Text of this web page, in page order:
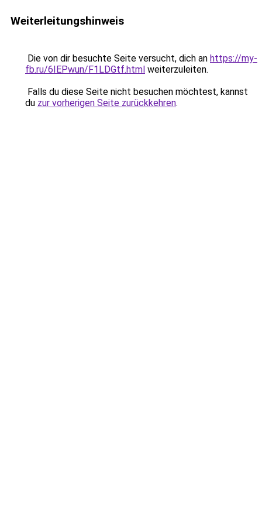
Weiterleitungshinweis
Die von dir besuchte Seite versucht, dich an https://my-
fb.ru/6IEPwun/F1LDGtf.html weiterzuleiten.
Falls du diese Seite nicht besuchen möchtest, kannst
du zur vorherigen Seite zurückkehren.